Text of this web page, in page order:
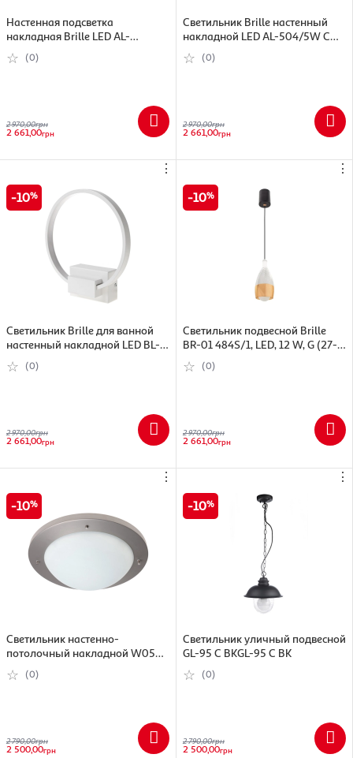
Настенная подсветка
накладная Brille LED AL-
506/2х4,5W WW WH IP20
(0)
2 970,00грн
2 661,00грн
Светильник Brille настенный
накладной LED AL-504/5W COB
WW BK черный
(0)
2 970,00грн
2 661,00грн
⋮
10
Светильник Brille для ванной
настенный накладной LED BL-
377W/6W WH
(0)
2 970,00грн
2 661,00грн
⋮
10
Светильник подвесной Brille
BR-01 484S/1, LED, 12 W, G (27-
126)
(0)
2 970,00грн
2 661,00грн
⋮
10
Светильник настенно-
потолочный накладной W055 /
3Cий W055 / 3C
(0)
2 790,00грн
2 500,00грн
⋮
10
Светильник уличный подвесной
GL-95 C BKGL-95 C BK
(0)
2 790,00грн
2 500,00грн